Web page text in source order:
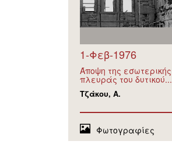
1-Φεβ-1976
Άποψη της εσωτερικής
πλευράς του δυτικού...
Τζάκου, Α.
Φωτογραφίες